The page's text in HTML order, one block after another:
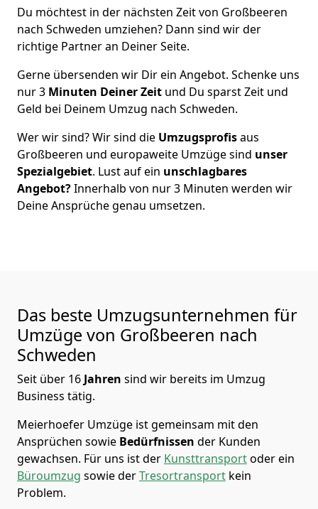
Du möchtest in der nächsten Zeit von Großbeeren
nach Schweden umziehen? Dann sind wir der
richtige Partner an Deiner Seite.
Gerne übersenden wir Dir ein Angebot. Schenke uns
nur3 Minuten Deiner Zeit und Du sparst Zeit und
Geld bei Deinem Umzug nach Schweden.
Wer wir sind? Wir sind die Umzugsprofisaus
Großbeeren und europaweite Umzüge sind unser
Spezialgebiet. Lust auf ein unschlagbares
Angebot?Innerhalb von nur3 Minuten werden wir
Deine Ansprüche genau umsetzen.
Das beste Umzugsunternehmen für
Umzüge von Großbeeren nach
Schweden
Seit über 16 Jahren sind wir bereits im Umzug
Business tätig.
Meierhoefer Umzüge ist gemeinsam mit den
Ansprüchen sowie Bedürfnissen der Kunden
gewachsen. Für uns ist der Kunsttransportoder ein
Büroumzug sowie derTresortransport kein
Problem.